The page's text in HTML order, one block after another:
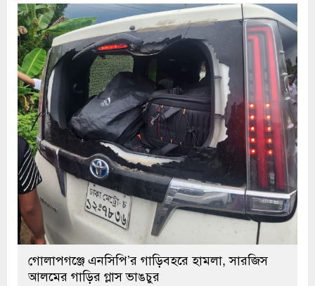
গোলাপগঞ্জে এনসিপি’র গাড়িবহরে হামলা, সারজিস
আলমের গাড়ির গ্লাস ভাঙচুর